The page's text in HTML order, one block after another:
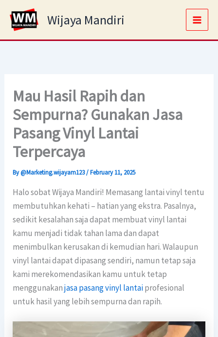
content
Wijaya Mandiri
Main
Mau Hasil Rapih dan
Sempurna? Gunakan Jasa
Pasang Vinyl Lantai
Terpercaya
By@Marketing.wijayam123/February 11, 2025
Halo sobat Wijaya Mandiri! Memasang lantai vinyl tentu
membutuhkan kehati – hatian yang ekstra. Pasalnya,
sedikit kesalahan saja dapat membuat vinyl lantai
kamu menjadi tidak tahan lama dan dapat
menimbulkan kerusakan di kemudian hari. Walaupun
vinyl lantai dapat dipasang sendiri, namun tetap saja
kami merekomendasikan kamu untuk tetap
menggunakanjasa pasang vinyl lantaiprofesional
untuk hasil yang lebih sempurna dan rapih.